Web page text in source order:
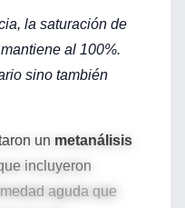
la saturación de
al 100%.
sino también
un metanálisis
incluyeron
aguda que